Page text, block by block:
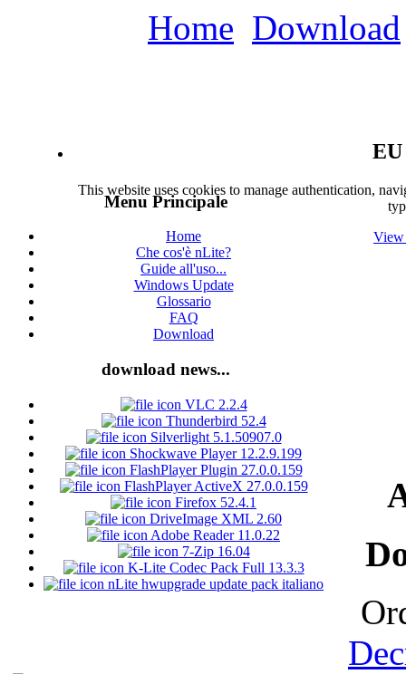
Home Download
This website uses cookies to manage authentication,
View
Menu Principale
Home
Che cos'è nLite?
Guide all'uso...
Windows Update
Glossario
FAQ
Download
download news...
VLC 2.2.4
Thunderbird 52.4
Silverlight 5.1.50907.0
Shockwave Player 12.2.9.199
FlashPlayer Plugin 27.0.0.159
FlashPlayer ActiveX 27.0.0.159
Firefox 52.4.1
DriveImage XML 2.60
Adobe Reader 11.0.22
7-Zip 16.04
K-Lite Codec Pack Full 13.3.3
nLite hwupgrade update pack italiano